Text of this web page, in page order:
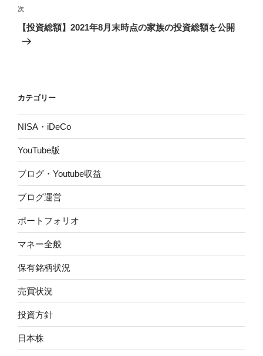
ビ
ゲ
ー
稿
次
の
次
【投資総額】2021年8月末時点の家族の投資総額を公開
カテゴリー
NISA・iDeCo
YouTube版
ブログ・Youtube収益
ブログ運営
ポートフォリオ
マネー全般
保有銘柄状況
売買状況
投資方針
日本株